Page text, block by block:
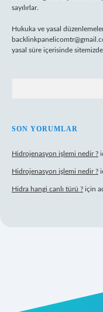
sayılırlar.
Hukuka ve yasal
yasal süre içerisinde
SON YORUMLAR
Hidrojenasyon işlemi nedir ?
Hidrojenasyon işlemi nedir ?
Hidra hangi canlı türü ? için